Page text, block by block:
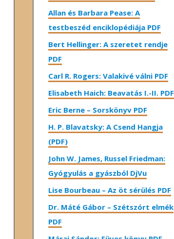
Allan és Barbara Pease: A
testbeszéd enciklopédiája PDF
Bert Hellinger: A ​szeretet rendje
PDF
Carl R. Rogers: Valakivé válni PDF
Elisabeth Haich: Beavatás I.-II. PDF
Eric Berne – Sorskönyv PDF
H. P. Blavatsky: A Csend Hangja
(PDF)
John W. James, Russel Friedman:
Gyógyulás a gyászból DjVu
Lise Bourbeau – Az öt sérülés PDF
Dr. Máté Gábor – Szétszórt elmék
PDF